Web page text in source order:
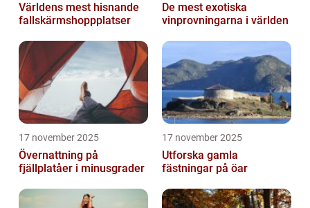
Världens mest hisnande
fallskärmshoppplatser
De mest exotiska
vinprovningarna i världen
17 november 2025
Övernattning på
fjällplatåer i minusgrader
17 november 2025
Utforska gamla
fästningar på öar